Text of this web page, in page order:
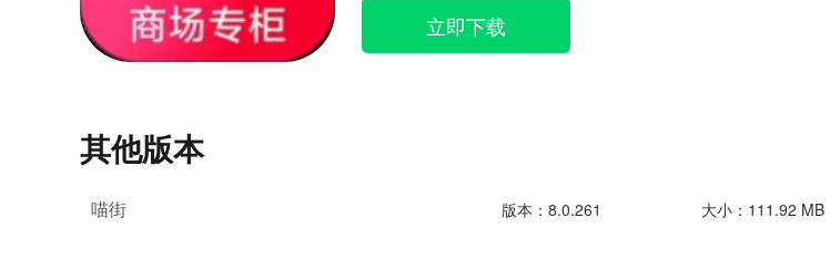
立即下载
其他版本
喵街 版本：8.0.261 大小：111.92 MB